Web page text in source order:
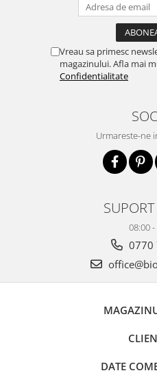
Vreau sa primesc
magazinului. Afla mai
Confidentialitate
Urmareste-ne
08:00
0770
DATE